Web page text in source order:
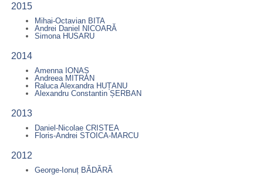
2015
Mihai-Octavian BITA
Andrei Daniel NICOARĂ
Simona HUSARU
2014
Amenna IONAȘ
Andreea MITRAN
Raluca Alexandra HUȚANU
Alexandru Constantin ȘERBAN
2013
Daniel-Nicolae CRISTEA
Floris-Andrei STOICA-MARCU
2012
George-Ionuț BĂDĂRĂ